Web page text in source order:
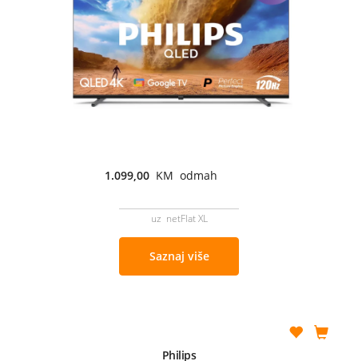
1.099,00 KM odmah
uz netFlat XL
Saznaj više
Philips